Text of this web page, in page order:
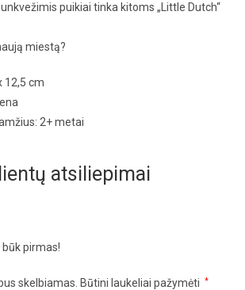
puikiai tinka kitoms „Little Dutch“
miestą?
12,5 cm
2+ metai
atsiliepimai
pirmas!
skelbiamas. Būtini laukeliai pažymėti *